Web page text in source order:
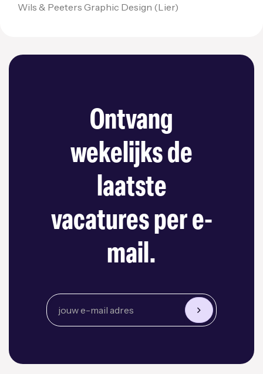
Wils & Peeters Graphic Design (Lier)
Ontvang
wekelijks de
laatste
vacatures per e-
mail.